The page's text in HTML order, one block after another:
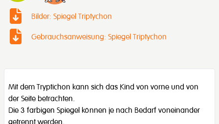
Bilder: Spiegel Triptychon
Gebrauchsanweisung: Spiegel Triptychon
Mit dem Tryptichon kann sich das Kind von vorne und von
der Seite betrachten.
Die 3 farbigen Spiegel können je nach Bedarf voneinander
getrennt werden.